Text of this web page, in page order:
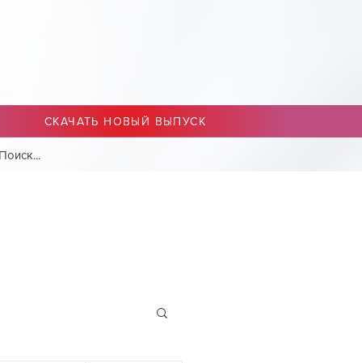
СКАЧАТЬ НОВЫЙ ВЫПУСК